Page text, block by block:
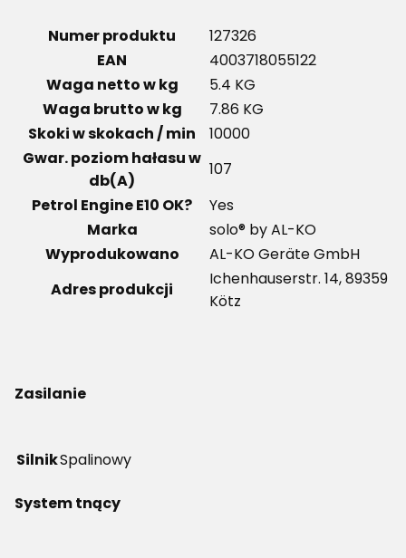
Numer produktu
127326
EAN
4003718055122
Waga netto w kg
5.4 KG
Waga brutto w kg
7.86 KG
Skoki w skokach / min
10000
Gwar. poziom hałasu w
db(A)
107
Petrol Engine E10 OK?
Yes
Marka
solo® by AL-KO
Wyprodukowano
AL-KO Geräte GmbH
Adres produkcji
Ichenhauserstr. 14, 89359
Kötz
Zasilanie
SilnikSpalinowy
System tnący